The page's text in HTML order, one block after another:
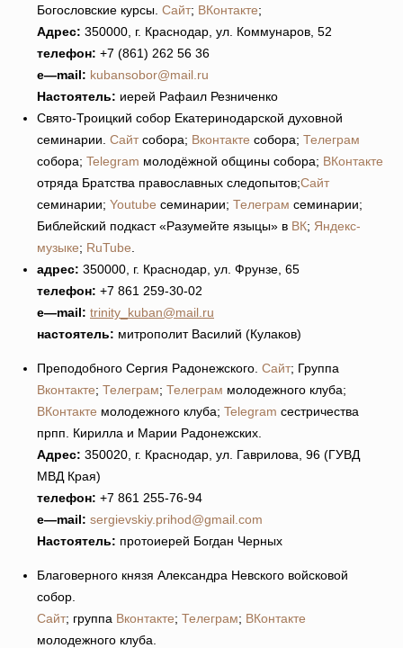
Богословские курсы. Сайт; ВКонтакте;
Адрес: 350000, г. Краснодар, ул. Коммунаров, 52
телефон: +7 (861) 262 56 36
e—mail: kubansobor@mail.ru
Настоятель: иерей Рафаил Резниченко
Свято-Троицкий собор Екатеринодарской духовной
семинарии. Сайтсобора; Вконтакте собора; Телеграм
собора; Telegram молодёжной общины собора; ВКонтакте
отряда Братства православных следопытов;Сайт
семинарии; Youtube семинарии; Телеграм семинарии;
Библейский подкаст «Разумейте языцы» в ВК; Яндекс-
музыке; RuTube
адрес: 350000, г. Краснодар, ул. Фрунзе, 65
телефон: +7 861 259-30-02
e—mail: trinity_kuban@mail.ru
настоятель: митрополит Василий (Кулаков)
Преподобного Сергия Радонежского. Сайт; Группа
Вконтакте; Телеграм; Телеграм молодежного клуба;
ВКонтакте молодежного клуба; Telegram сестричества
прпп. Кирилла и Марии Радонежских.
Адрес: 350020, г. Краснодар, ул. Гаврилова, 96 (ГУВД
МВД Края)
телефон: +7 861 255-76-94
e—mail: sergievskiy.prihod@gmail.com
Настоятель: протоиерей Богдан Черных
Благоверного князя Александра Невского войсковой
собор.
Сайт; группа Вконтакте; Телеграм; ВКонтакте
молодежного клуба.